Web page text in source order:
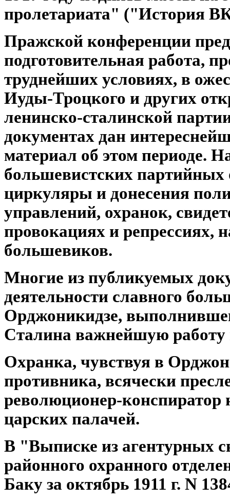
пролетариата" ("История
Пражской конференции
подготовительная работа,
труднейших условиях, в
Иуды-Троцкого и других
ленинско-сталинской
документах дан
материал об этом периоде.
большевистских партийных
циркуляры и донесения
управлений, охранок,
провокациях и репрессиях,
большевиков.
Многие из публикуемых
деятельности славного
Орджоникидзе,
Сталина важнейшую работу
Охранка, чувствуя в
противника, всячески
революционер-конспиратор
царских палачей.
В "Выписке из агентурных
районного охранного
Баку за октябрь 1911 г. N